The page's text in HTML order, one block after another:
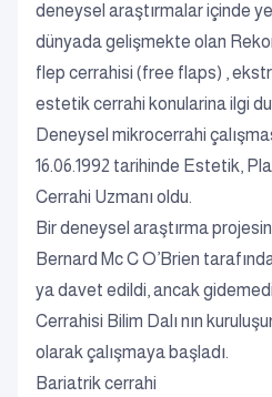
deneysel araştırmalar içinde
dünyada gelişmekte olan
flep cerrahisi (free flaps) ,
estetik cerrahi konularina ilgi
Deneysel mikrocerrahi
16.06.1992 tarihinde Estetik,
Cerrahi Uzmanı oldu.
Bir deneysel araştırma
Bernard Mc C O’Brien
ya davet edildi, ancak
Cerrahisi Bilim Dalı nın
olarak çalışmaya başladı.
Bariatrik cerrahi